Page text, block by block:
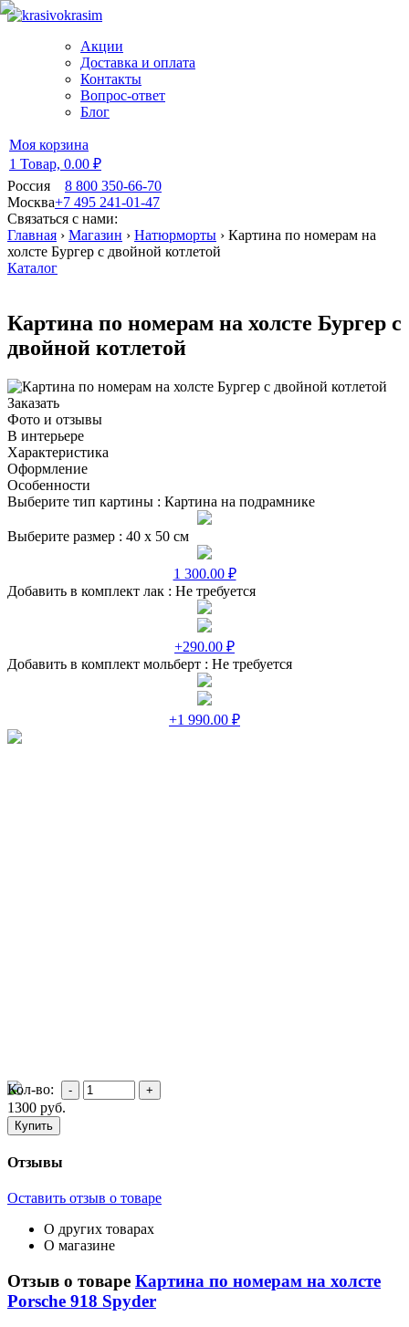
Акции
Доставка и оплата
Контакты
Вопрос-ответ
Блог
Моя корзина
1 Товар, 0.00 ₽
Россия
8 800 350-66-70
Москва+7 495 241-01-47
Связаться с нами:
Главная › Магазин › Натюрморты › Картина по номерам на
холсте Бургер с двойной котлетой
Каталог
Картина по номерам на холсте Бургер с
двойной котлетой
Заказать
Фото и отзывы
В интерьере
Характеристика
Оформление
Особенности
Выберите тип картины : Картина на подрамнике
Выберите размер : 40 х 50 см
1 300.00 ₽
Добавить в комплект лак : Не требуется
+290.00 ₽
Добавить в комплект мольберт : Не требуется
+1 990.00 ₽
Кол-во:
1300 руб.
Отзывы
Оставить отзыв о товаре
О других товарах
О магазине
Отзыв о товаре Картина по номерам на холсте
Porsche 918 Spyder